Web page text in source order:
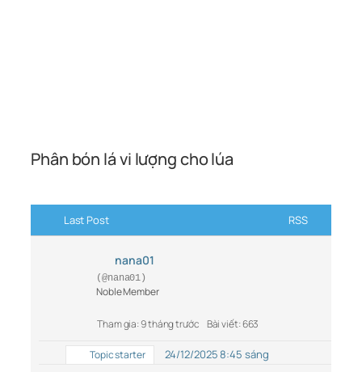
Phân bón lá vi lượng cho lúa
Last Post RSS
nana01
(@nana01)
Noble Member
Tham gia: 9 tháng trước Bài viết: 663
Topic starter 24/12/2025 8:45 sáng